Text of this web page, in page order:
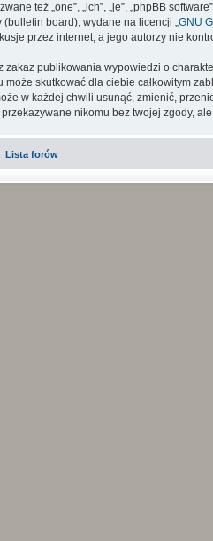
też „one”, „ich”, „je”, „phpBB
(bulletin board), wydane na licencji „GNU
przez internet, a jego autorzy nie
zakaz publikowania wypowiedzi o
może skutkować dla ciebie całkowitym
w każdej chwili usunąć, zmienić,
nikomu bez twojej zgody,
Lista forów